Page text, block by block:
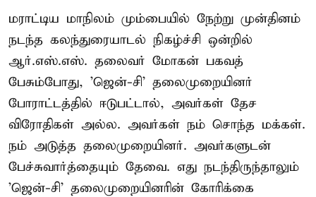
மராட்டிய மாநிலம் மும்பையில் நேற்று முன்தினம்
நடந்த கலந்துரையாடல் நிகழ்ச்சி ஒன்றில்
ஆர்.எஸ்.எஸ். தலைவர் மோகன் பகவத்
பேசும்போது, 'ஜென்-சி' தலைமுறையினர்
போராட்டத்தில் ஈடுபட்டால், அவர்கள் தேச
விரோதிகள் அல்ல. அவர்கள் நம் சொந்த மக்கள்.
நம் அடுத்த தலைமுறையினர். அவர்களுடன்
பேச்சுவார்த்தையும் தேவை. எது நடந்திருந்தாலும்
'ஜென்-சி' தலைமுறையினரின் கோரிக்கை